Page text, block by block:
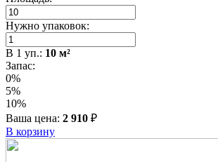
Нужно упаковок:
В 1 уп.: 10 м²
Запас:
0%
5%
10%
Ваша цена: 2 910 ₽
В корзину